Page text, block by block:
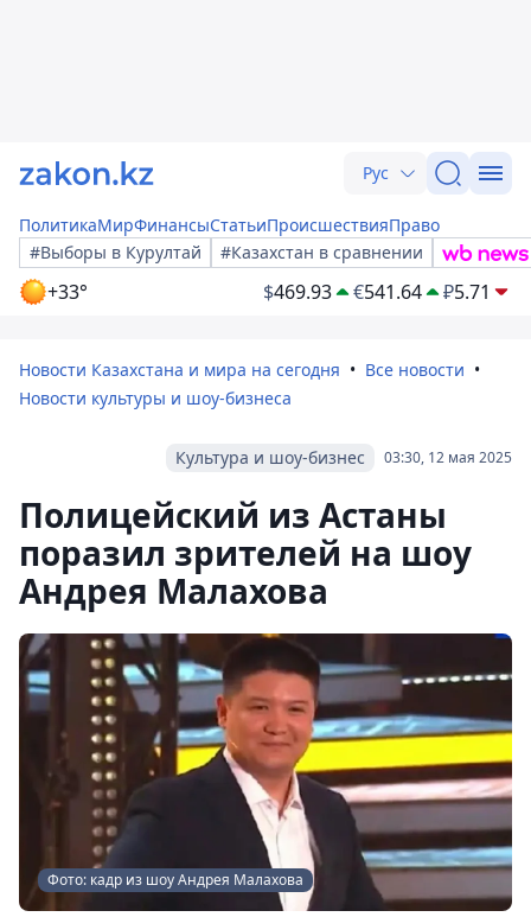
Рус
ПолитикаМирФинансыСтатьиПроисшествияПраво
#Выборы в Курултай
#Казахстан в сравнении
+33° $469.93 €541.64 ₽5.71
Новости Казахстана и мира на сегодня
Все новости
Новости культуры и шоу-бизнеса
03:30, 12 мая 2025
Культура и шоу-бизнес
Полицейский из Астаны
поразил зрителей на шоу
Андрея Малахова
Фото: кадр из шоу Андрея Малахова